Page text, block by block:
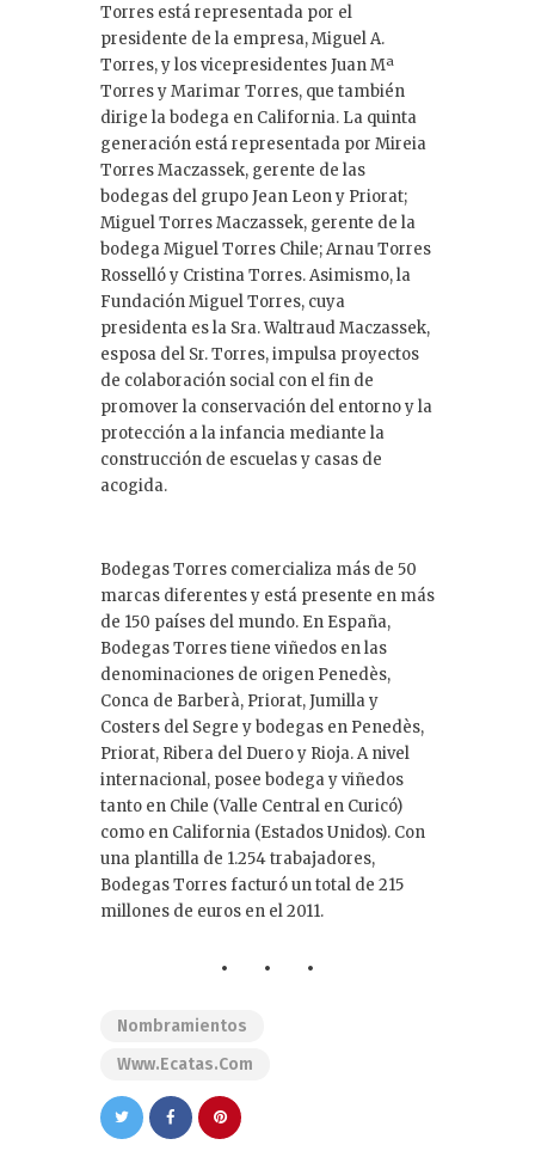
Torres está representada por el
presidente de la empresa, Miguel A.
Torres, y los vicepresidentes Juan Mª
Torres y Marimar Torres, que también
dirige la bodega en California. La quinta
generación está representada por Mireia
Torres Maczassek, gerente de las
bodegas del grupo Jean Leon y Priorat;
Miguel Torres Maczassek, gerente de la
bodega Miguel Torres Chile; Arnau Torres
Rosselló y Cristina Torres. Asimismo, la
Fundación Miguel Torres, cuya
presidenta es la Sra. Waltraud Maczassek,
esposa del Sr. Torres, impulsa proyectos
de colaboración social con el fin de
promover la conservación del entorno y la
protección a la infancia mediante la
construcción de escuelas y casas de
acogida.
Bodegas Torres comercializa más de 50
marcas diferentes y está presente en más
de 150 países del mundo. En España,
Bodegas Torres tiene viñedos en las
denominaciones de origen Penedès,
Conca de Barberà, Priorat, Jumilla y
Costers del Segre y bodegas en Penedès,
Priorat, Ribera del Duero y Rioja. A nivel
internacional, posee bodega y viñedos
tanto en Chile (Valle Central en Curicó)
como en California (Estados Unidos). Con
una plantilla de 1.254 trabajadores,
Bodegas Torres facturó un total de 215
millones de euros en el 2011.
Nombramientos
Www.ecatas.com